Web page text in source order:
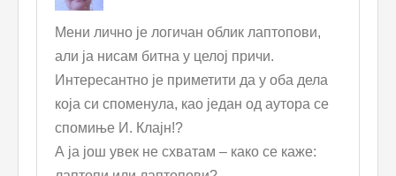
Мени лично је логичан облик лаптопови,
али ја нисам битна у целој причи.
Интересантно је приметити да у оба дела
која си споменула, као један од аутора се
спомиње И. Клајн!?
А ја још увек не схватам – како се каже: